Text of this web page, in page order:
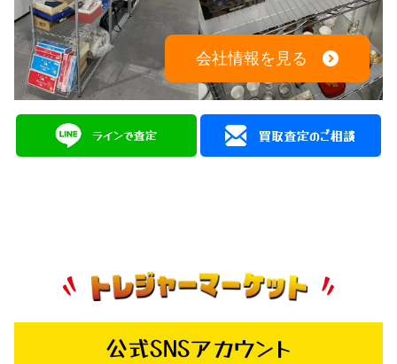
会社情報を見る
公式SNSアカウント